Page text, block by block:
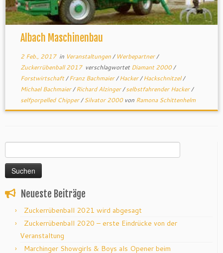
Albach Maschinenbau
2 Feb., 2017in Veranstaltungen/ Werbepartner/
Zuckerrübenball 2017 verschlagwortetDiamant 2000/
Forstwirtschaft/Franz Bachmaier/Hacker/Hackschnitzel/
Michael Bachmaier/Richard Alzinger/selbstfahrender Hacker/
selfporpelled Chipper/Silvator 2000 von Ramona Schittenhelm
nach:
Neueste Beiträge
Zuckerrübenball 2021 wird abgesagt
Zuckerrübenball 2020 – erste Eindrücke von der
Veranstaltung
Marchinger Showgirls & Boys als Opener beim